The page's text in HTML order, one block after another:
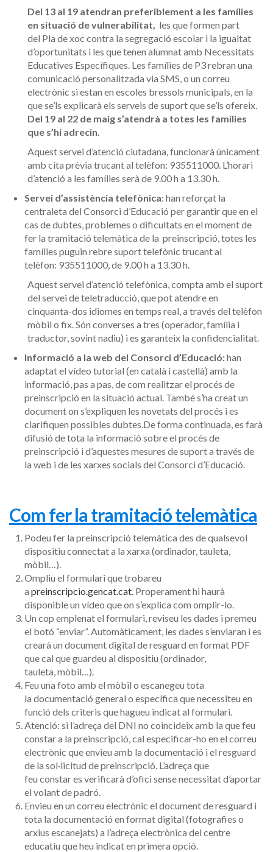
Del 13 al 19 atendran preferiblement a les famílies
en situació de vulnerabilitat, les que formen part
del Pla de xoc contra la segregació escolar i la igualtat
d’oportunitats i les que tenen alumnat amb Necessitats
Educatives Específiques. Les famílies de P3 rebran una
comunicació personalitzada via SMS, o un correu
electrònic si estan en escoles bressols municipals, en la
que se’ls explicarà els serveis de suport que se’ls ofereix.
Del 19 al 22 de maig s’atendrà a totes les famílies
que s’hi adrecin.
Aquest servei d’atenció ciutadana, funcionarà únicament
amb cita prèvia trucant al telèfon: 935511000. L’horari
d’atenció a les famílies serà de 9.00 h a 13.30 h.
Servei d’assistència telefònica: han reforçat la
centraleta del Consorci d’Educació per garantir que en el
cas de dubtes, problemes o dificultats en el moment de
fer la tramitació telemàtica de la preinscripció, totes les
famílies puguin rebre suport telefònic trucant al
telèfon: 935511000, de 9.00 h a 13.30 h.
Aquest servei d’atenció telefònica, compta amb el suport
del servei de teletraducció, que pot atendre en
cinquanta-dos idiomes en temps real, a través del telèfon
mòbil o fix. Són converses a tres (operador, família i
traductor, sovint nadiu) i es garanteix la confidencialitat.
Informació a la web del Consorci d’Educació:han
adaptat el vídeo tutorial (en català i castellà) amb la
informació, pas a pas, de com realitzar el procés de
preinscripció en la situació actual. També s’ha creat un
document on s’expliquen les novetats del procés i es
clarifiquen possibles dubtes.De forma continuada, es farà
difusió de tota la informació sobre el procés de
preinscripció i d’aquestes mesures de suport a través de
la web i de les xarxes socials del Consorci d’Educació.
Com fer la tramitació telemàtica
Podeu fer la preinscripció telemàtica des de qualsevol
dispositiu connectat a la xarxa (ordinador, tauleta,
mòbil…).
Ompliu el formulari que trobareu
a preinscripcio.gencat.cat. Properament hi haurà
disponible un vídeo que on s’explica com omplir-lo.
Un cop emplenat el formulari, reviseu les dades i premeu
el botó “enviar”. Automàticament, les dades s’enviaran i es
crearà un document digital de resguard en format PDF
que cal que guardeu al dispositiu (ordinador,
tauleta, mòbil…).
Feu una foto amb el mòbil o escanegeu tota
la documentació general o específica que necessiteu en
funció dels criteris que hagueu indicat al formulari.
Atenció: si l’adreça del DNI no coincideix amb la que feu
constar a la preinscripció, cal especificar-ho en el correu
electrònic que envieu amb la documentació i el resguard
de la sol·licitud de preinscripció. L’adreça que
feu constar es verificarà d’ofici sense necessitat d’aportar
el volant de padró.
Envieu en un correu electrònic el document de resguard i
tota la documentació en format digital (fotografies o
arxius escanejats) a l’adreça electrònica del centre
educatiu que heu indicat en primera opció.